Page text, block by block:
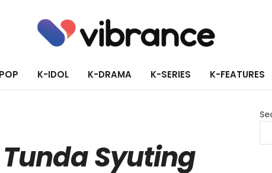
K-IDOL K-DRAMA K-SERIES K-FEATURES
Syuting